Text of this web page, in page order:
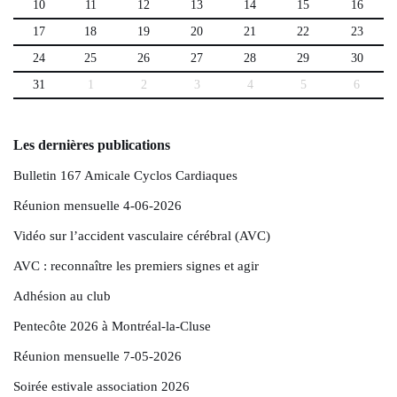
10
11 12 13 14 15
16
17
18 19 20 21 22
23
24
25 26 27 28 29
30
31
1 2 3 4 5 6
Les dernières publications
Bulletin 167 Amicale Cyclos Cardiaques
Réunion mensuelle 4-06-2026
Vidéo sur l’accident vasculaire cérébral (AVC)
AVC : reconnaître les premiers signes et agir
Adhésion au club
Pentecôte 2026 à Montréal-la-Cluse
Réunion mensuelle 7-05-2026
Soirée estivale association 2026